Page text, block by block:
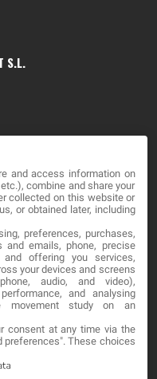
S.L.
and access information on
combine and share your
collected on this website or
or obtained later, including
preferences, purchases,
and emails, phone, precise
and offering you services,
your devices and screens
audio, and video),
and analysing
movement study on an
consent at any time via the
preferences". These choices